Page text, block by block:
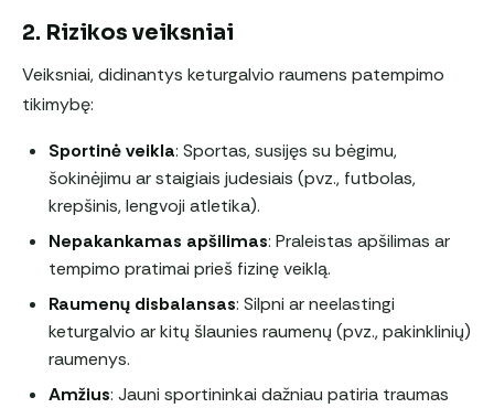
2. Rizikos veiksniai
Veiksniai, didinantys keturgalvio raumens patempimo
tikimybę:
Sportinė veikla: Sportas, susijęs su bėgimu,
šokinėjimu ar staigiais judesiais (pvz., futbolas,
krepšinis, lengvoji atletika).
Nepakankamas apšilimas: Praleistas apšilimas ar
tempimo pratimai prieš fizinę veiklą.
Raumenų disbalansas: Silpni ar neelastingi
keturgalvio ar kitų šlaunies raumenų (pvz., pakinklinių)
raumenys.
Amžius: Jauni sportininkai dažniau patiria traumas